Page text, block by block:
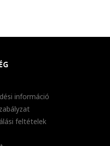
információ
feltételek